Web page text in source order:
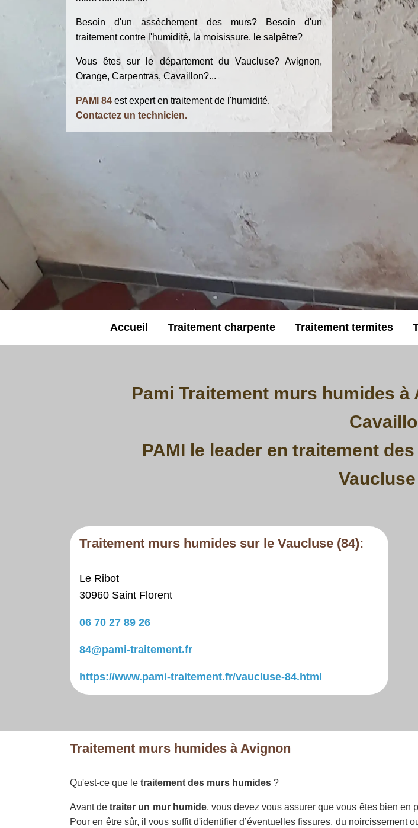
Besoin d'un assèchement des murs? Besoin d'un
traitement contre l'humidité, la moisissure, le salpêtre?
Vous êtes sur le département du Vaucluse? Avignon,
Orange, Carpentras, Cavaillon?...
PAMI 84 est expert en traitement de l'humidité.
Contactez un technicien.
Accueil Traitement charpente Traitement termites
Pami Traitement murs humides
PAMI le leader en traitement
Traitement murs humides sur le Vaucluse (84):
Le Ribot
30960 Saint Florent
06 70 27 89 26
84@pami-traitement.fr
https://www.pami-traitement.fr/vaucluse-84.html
Traitement murs humides à Avignon
Qu'est-ce que le traitement des murs humides ?
Avant detraiter un mur humide, vous devez vous assurer que vous êtes bien en
Pour en être sûr, il vous suffit d'identifier d’éventuelles fissures, du noircissement